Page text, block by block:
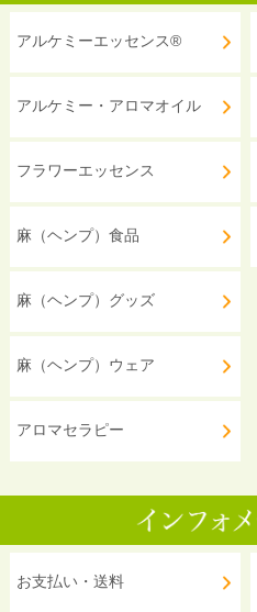
アルケミーエッセンス®
アルケミー・アロマオイル
フラワーエッセンス
麻（ヘンプ）食品
麻（ヘンプ）グッズ
麻（ヘンプ）ウェア
アロマセラピー
お支払い・送料